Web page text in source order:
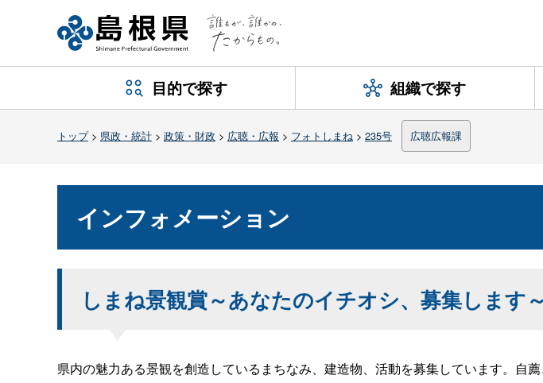
目的で探す 組織で探す
トップ> 県政・統計 > 政策・財政 > 広聴・広報 > フォトしまね > 235号 広聴広報課
インフォメーション
しまね景観賞～あなたのイチオシ、募集します～
県内の魅力ある景観を創造しているまちなみ、建造物、活動を募集しています。自